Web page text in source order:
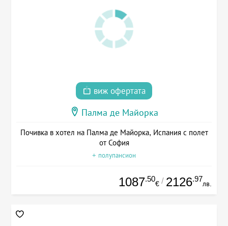
виж офертата
Палма де Майорка
Почивка в хотел на Палма де Майорка, Испания с полет
от София
+ полупансион
1087.50
€ / 2126.97
лв.